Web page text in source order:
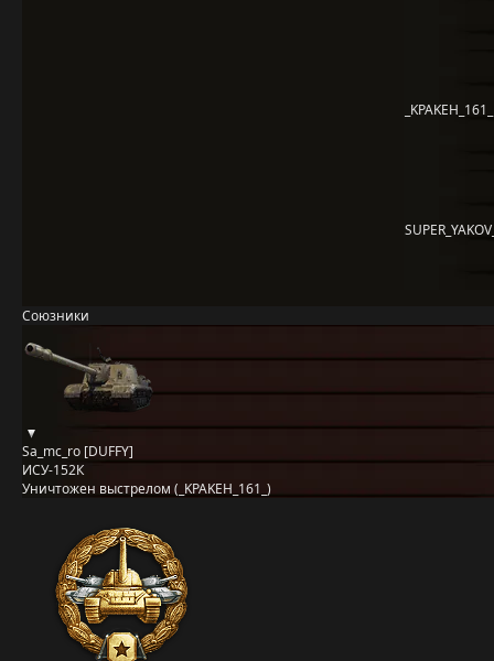
_KPAKEH_161_
Союзники
Sa_mc_ro [DUFFY]
ИСУ-152К
Уничтожен выстрелом (_KPAKEH_161_)